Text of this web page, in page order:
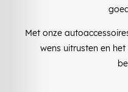
Met onze
wens uitrusten en